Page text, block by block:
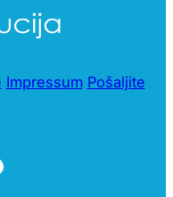
Impressum Pošaljite